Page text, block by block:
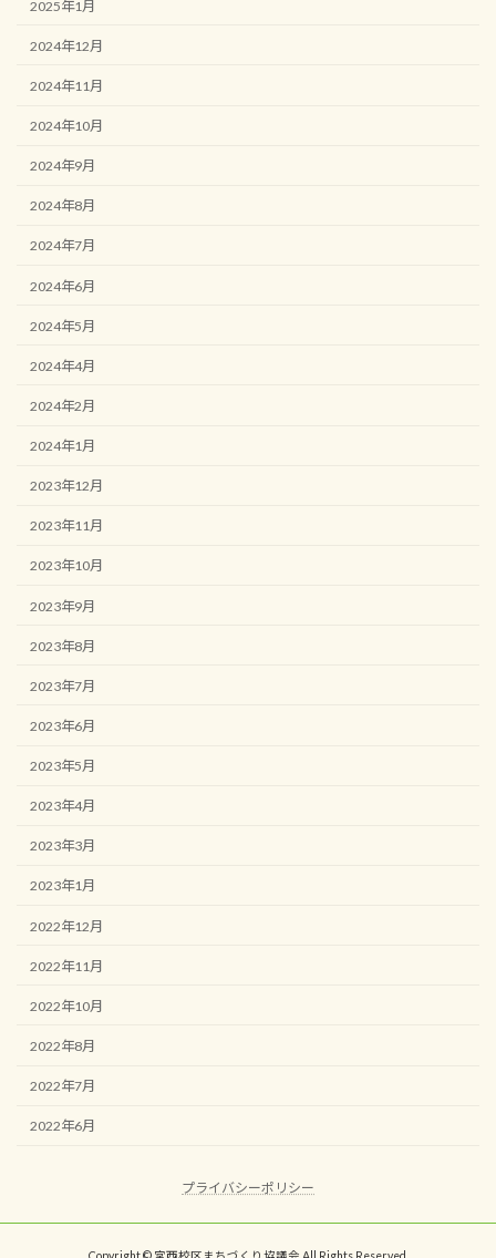
2025年1月
2024年12月
2024年11月
2024年10月
2024年9月
2024年8月
2024年7月
2024年6月
2024年5月
2024年4月
2024年2月
2024年1月
2023年12月
2023年11月
2023年10月
2023年9月
2023年8月
2023年7月
2023年6月
2023年5月
2023年4月
2023年3月
2023年1月
2022年12月
2022年11月
2022年10月
2022年8月
2022年7月
2022年6月
プライバシーポリシー